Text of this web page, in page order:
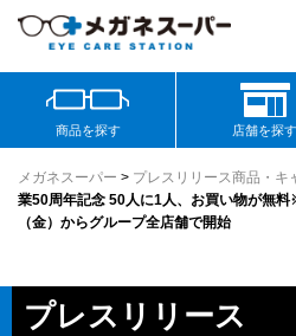
商品を探す 店舗を探す
メガネスーパー > プレスリリース商品・キ
業50周年記念 50人に1人、お買い物が無
（金）からグループ全店舗で開始
プレスリリース